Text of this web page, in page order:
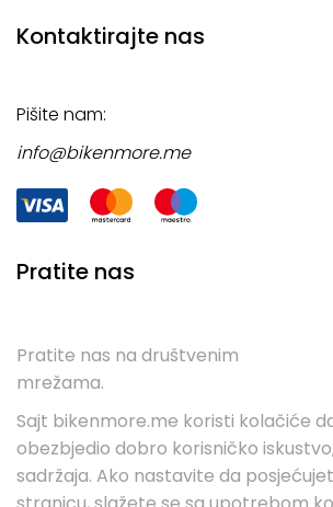
Kontaktirajte nas
Pišite nam:
info@bikenmore.me
Pratite nas
Pratite nas na društvenim
mrežama.
Sajt bikenmore.me koristi kolačiće
obezbjedio dobro korisničko
sadržaja. Ako nastavite da